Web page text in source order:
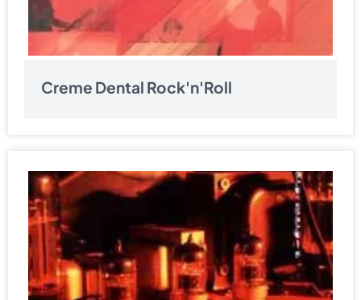
Creme Dental Rock'n'Roll